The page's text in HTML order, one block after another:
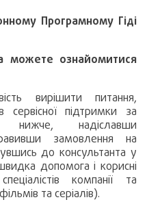
Програмному Гіді
можете ознайомитися
вирішити питання,
сервісної підтримки за
нижче, надіславши
замовлення на
до консультанта у
допомога і корисні
компанії та
та серіалів).